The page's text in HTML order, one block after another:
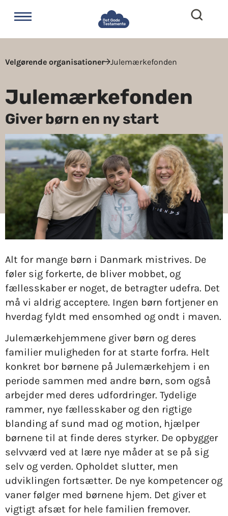
Velgørende organisationer Julemærkefonden
Julemærkefonden
Giver børn en ny start
Alt for mange børn i Danmark mistrives. De
føler sig forkerte, de bliver mobbet, og
fællesskaber er noget, de betragter udefra. Det
må vi aldrig acceptere. Ingen børn fortjener en
hverdag fyldt med ensomhed og ondt i maven.
Julemærkehjemmene giver børn og deres
familier muligheden for at starte forfra. Helt
konkret bor børnene på Julemærkehjem i en
periode sammen med andre børn, som også
arbejder med deres udfordringer. Tydelige
rammer, nye fællesskaber og den rigtige
blanding af sund mad og motion, hjælper
børnene til at finde deres styrker. De opbygger
selvværd ved at lære nye måder at se på sig
selv og verden. Opholdet slutter, men
udviklingen fortsætter. De nye kompetencer og
vaner følger med børnene hjem. Det giver et
vigtigt afsæt for hele familien fremover.